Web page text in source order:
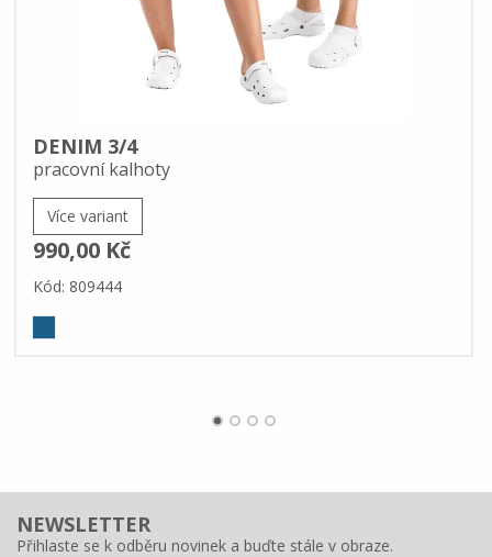
DENIM 3/4
pracovní kalhoty
Více variant
990,00 Kč
Kód: 809444
NEWSLETTER
Přihlaste se k odběru novinek a buďte stále v obraze.